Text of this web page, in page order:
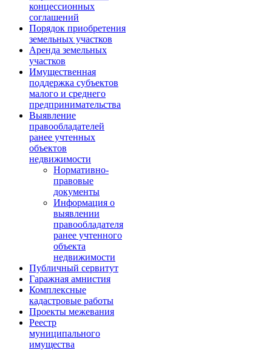
концессионных
соглашений
Порядок приобретения
земельных участков
Аренда земельных
участков
Имущественная
поддержка субъектов
малого и среднего
предпринимательства
Выявление
правообладателей
ранее учтенных
объектов
недвижимости
Нормативно-
правовые
документы
Информация о
выявлении
правообладателя
ранее учтенного
объекта
недвижимости
Публичный сервитут
Гаражная амнистия
Комплексные
кадастровые работы
Проекты межевания
Реестр
муниципального
имущества